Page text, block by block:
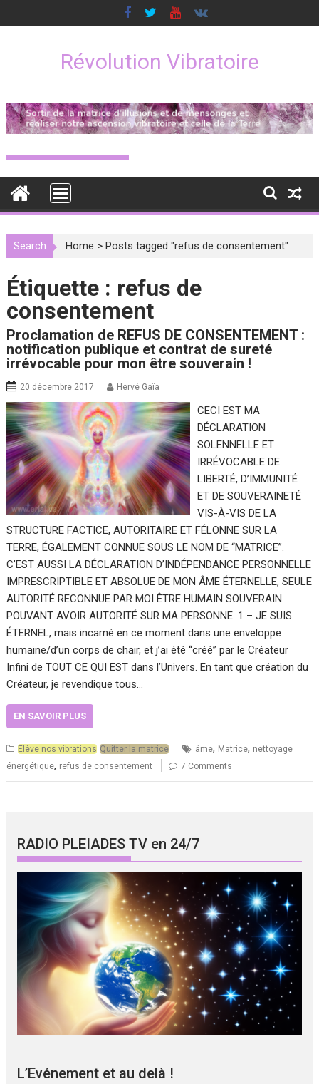
to
Révolution Vibratoire
Search Home >Posts tagged "refus de consentement"
Étiquette : refus de
consentement
Proclamation de REFUS DE CONSENTEMENT :
notification publique et contrat de sureté
irrévocable pour mon être souverain !
20 décembre 2017 Hervé Gaïa
CECI EST MA
DÉCLARATION
SOLENNELLE ET
IRRÉVOCABLE DE
LIBERTÉ, D’IMMUNITÉ
ET DE SOUVERAINETÉ
VIS-À-VIS DE LA
STRUCTURE FACTICE, AUTORITAIRE ET FÉLONNE SUR LA
TERRE, ÉGALEMENT CONNUE SOUS LE NOM DE “MATRICE”.
C’EST AUSSI LA DÉCLARATION D’INDÉPENDANCE PERSONNELLE
IMPRESCRIPTIBLE ET ABSOLUE DE MON ÂME ÉTERNELLE, SEULE
AUTORITÉ RECONNUE PAR MOI ÊTRE HUMAIN SOUVERAIN
POUVANT AVOIR AUTORITÉ SUR MA PERSONNE. 1 – JE SUIS
ÉTERNEL, mais incarné en ce moment dans une enveloppe
humaine/d’un corps de chair, et j’ai été “créé” par le Créateur
Infini de TOUT CE QUI EST dans l’Univers. En tant que création du
Créateur, je revendique tous…
EN SAVOIR PLUS
Elève nos vibrations Quitter la matrice âme, Matrice, nettoyage
énergétique, refus de consentement 7 Comments
RADIO PLEIADES TV en 24/7
L’Evénement et au delà !